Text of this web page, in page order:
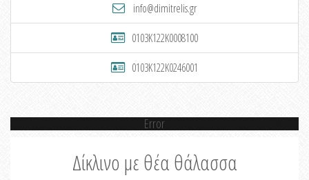
info@dimitrelis.gr
0103K122K0008100
0103K122K0246001
Error
Δίκλινο με θέα θάλασσα